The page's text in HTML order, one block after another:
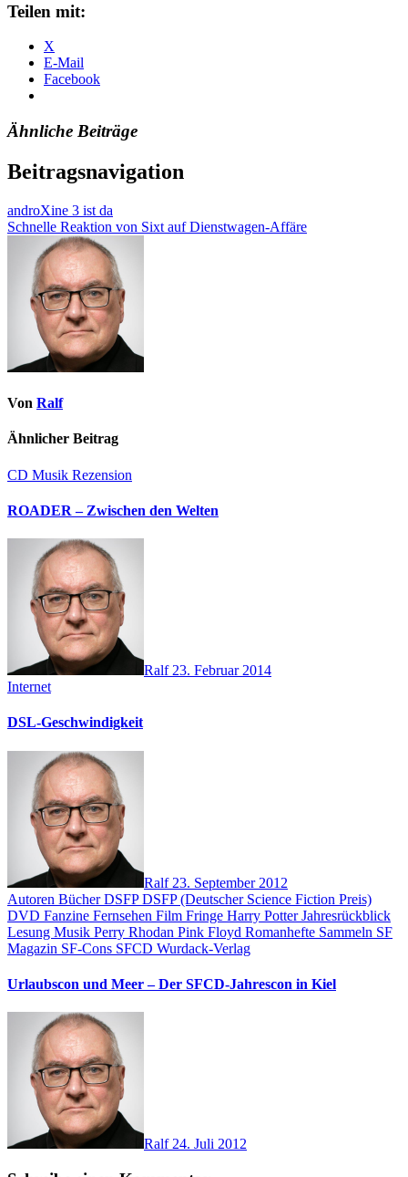
Teilen mit:
X
E-Mail
Facebook
Ähnliche Beiträge
Beitragsnavigation
androXine 3 ist da
Schnelle Reaktion von Sixt auf Dienstwagen-Affäre
Von Ralf
Ähnlicher Beitrag
CD Musik Rezension
ROADER – Zwischen den Welten
Ralf 23. Februar 2014
Internet
DSL-Geschwindigkeit
Ralf 23. September 2012
Autoren BücherDSFPDSFP (Deutscher Science Fiction Preis)
DVD Fanzine Fernsehen Film Fringe Harry PotterJahresrückblick
Lesung Musik Perry Rhodan Pink Floyd Romanhefte Sammeln SF
Magazin SF-Cons SFCD Wurdack-Verlag
Urlaubscon und Meer – Der SFCD-Jahrescon in Kiel
Ralf 24. Juli 2012